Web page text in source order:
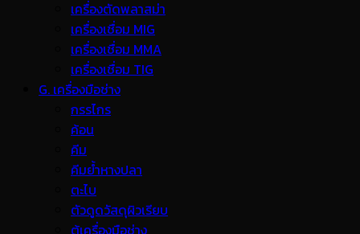
เครื่องตัดพลาสม่า
เครื่องเชื่อม MIG
เครื่องเชื่อม MMA
เครื่องเชื่อม TIG
G. เครื่องมือช่าง
กรรไกร
ค้อน
คีม
คีมย้ำหางปลา
ตะไบ
ตัวดูดวัสดุผิวเรียบ
ตู้เครื่องมือช่าง